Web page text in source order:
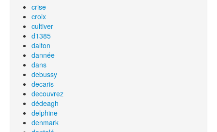
crise
croix
cultiver
d1385
dalton
dannée
dans
debussy
decaris
decouvrez
dédeagh
delphine
denmark